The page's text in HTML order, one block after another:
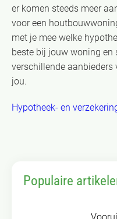
er komen steeds meer
voor een
met je mee welke
beste bij jouw woning en
verschillende aanbieders
jou.
Hypotheek- en
Populaire